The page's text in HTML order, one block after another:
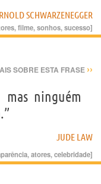
SCHWARZENEGGER
,filme,sonhos,sucesso]
SOBRE ESTA FRASE ››
ninguém
JUDE LAW
,atores,celebridade]